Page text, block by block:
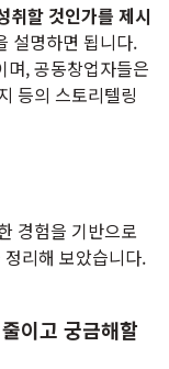
취할 것인가를 제시
설명하면 됩니다.
며, 공동창업자들은
등의 스토리텔링
경험을 기반으로
리해 보았습니다.
이고 궁금해할